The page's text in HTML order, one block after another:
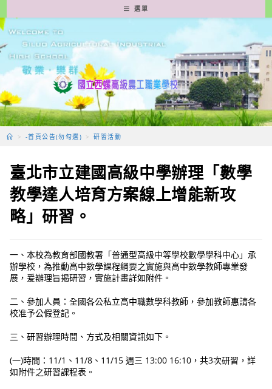
轉
至
要
容
選單
> -首頁公告(勿勾選) > 研習活動
臺北市立建國高級中學辦理「數學
教學達人培育方案線上增能新攻
略」研習。
一、本校為教育部國教署「普通型高級中等學校數學學科中心」承
辦學校，為推動高中數學課程綱要之實施與高中數學教師專業發
展，爰辦理旨揭研習，實施計畫詳如附件。
二、參加人員：全國各公私立高中職數學科教師，參加教師惠請各
校准予公假登記。
三、研習辦理時間、方式及相關資訊如下。
(一)時間：11/1、11/8、11/15 週三 13:00 16:10，共3次研習，詳
如附件之研習課程表。